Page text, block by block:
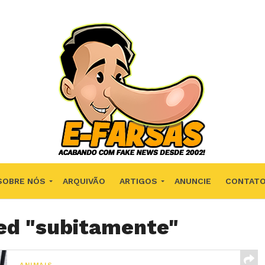
NÓS ARQUIVÃO ARTIGOS ANUNCIE CONTATO
"subitamente"